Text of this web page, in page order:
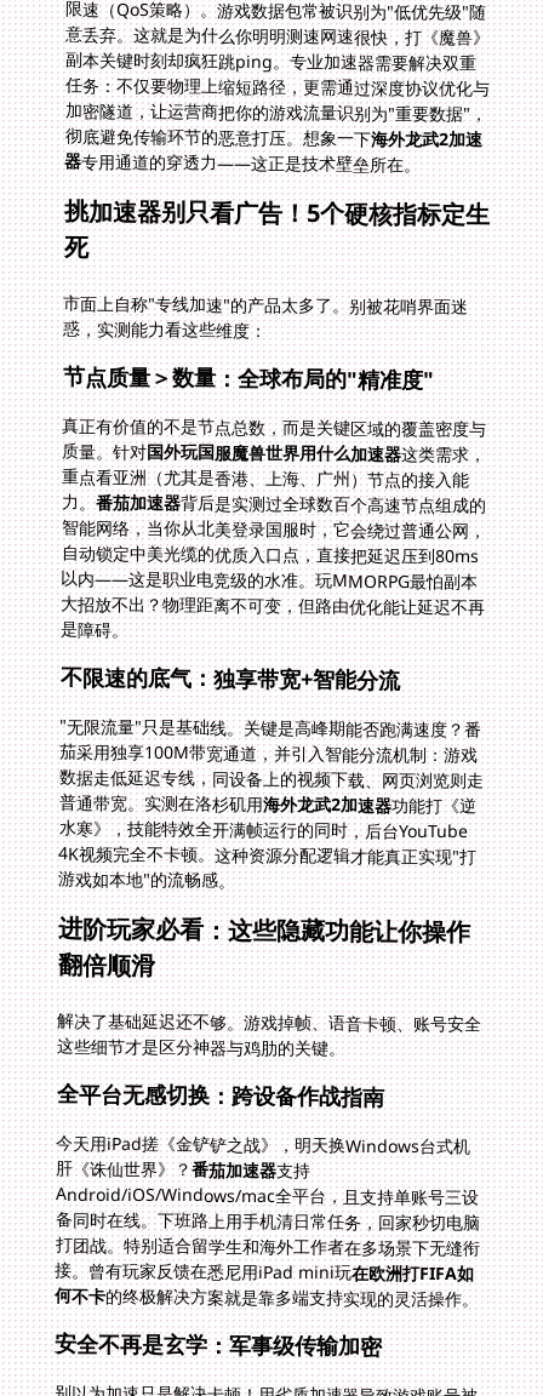
彻底避免传输环节的恶意打压。想象一下海外龙武2加速
器专用通道的穿透力——这正是技术壁垒所在。
挑加速器别只看广告！5个硬核指标定生
死
市面上自称"专线加速"的产品太多了。别被花哨界面迷
惑，实测能力看这些维度：
节点质量＞数量：全球布局的"精准度"
真正有价值的不是节点总数，而是关键区域的覆盖密度与
质量。针对国外玩国服魔兽世界用什么加速器这类需求，
重点看亚洲（尤其是香港、上海、广州）节点的接入能
力。番茄加速器背后是实测过全球数百个高速节点组成的
智能网络，当你从北美登录国服时，它会绕过普通公网，
自动锁定中美光缆的优质入口点，直接把延迟压到80ms
以内——这是职业电竞级的水准。玩MMORPG最怕副本
大招放不出？物理距离不可变，但路由优化能让延迟不再
是障碍。
不限速的底气：独享带宽+智能分流
"无限流量"只是基础线。关键是高峰期能否跑满速度？番
茄采用独享100M带宽通道，并引入智能分流机制：游戏
数据走低延迟专线，同设备上的视频下载、网页浏览则走
普通带宽。实测在洛杉矶用海外龙武2加速器功能打《逆
水寒》，技能特效全开满帧运行的同时，后台YouTube
4K视频完全不卡顿。这种资源分配逻辑才能真正实现"打
游戏如本地"的流畅感。
进阶玩家必看：这些隐藏功能让你操作
翻倍顺滑
解决了基础延迟还不够。游戏掉帧、语音卡顿、账号安全
这些细节才是区分神器与鸡肋的关键。
全平台无感切换：跨设备作战指南
今天用iPad搓《金铲铲之战》，明天换Windows台式机
肝《诛仙世界》？番茄加速器支持
Android/iOS/Windows/mac全平台，且支持单账号三设
备同时在线。下班路上用手机清日常任务，回家秒切电脑
打团战。特别适合留学生和海外工作者在多场景下无缝衔
接。曾有玩家反馈在悉尼用iPad mini玩在欧洲打FIFA如
何不卡的终极解决方案就是靠多端支持实现的灵活操作。
安全不再是玄学：军事级传输加密